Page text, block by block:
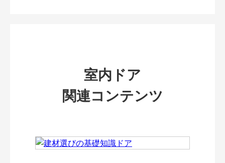
室内ドア
関連コンテンツ